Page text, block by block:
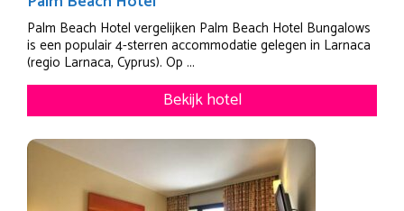
Palm Beach Hotel vergelijken Palm Beach Hotel Bungalows
is een populair 4-sterren accommodatie gelegen in Larnaca
(regio Larnaca, Cyprus). Op ...
Bekijk hotel